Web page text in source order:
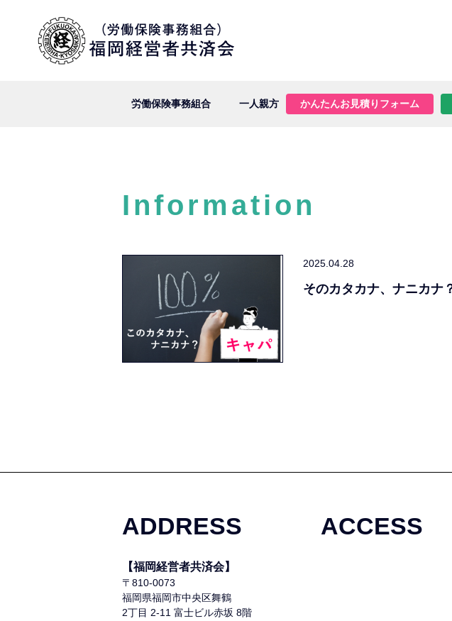
労働保険事務組合 一人親方 かんたんお見積りフォーム
Information
2025.04.28
そのカタカナ、ナニカ
ADDRESS
【福岡経営者共済会】
〒810-0073
福岡県福岡市中央区舞鶴
2丁目 2-11 富士ビル赤坂 8階
ACCESS